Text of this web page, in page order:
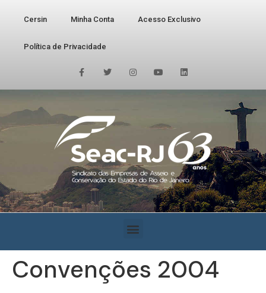
Cersin Minha Conta Acesso Exclusivo
Política de Privacidade
Convenções 2004